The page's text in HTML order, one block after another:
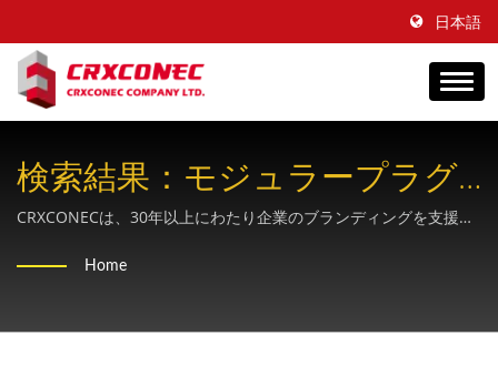
日本語
検索結果：モジュラープラグ
｜多用途なエンドツーエンド
の銅線および光ファイバーソ
CRXCONECは、30年以上にわたり企業のブランディングを支援し
Home